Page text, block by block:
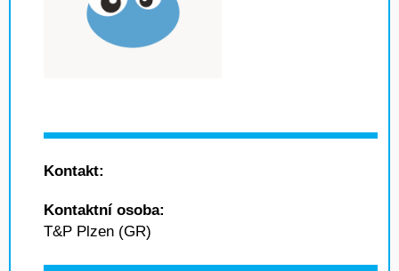
Kontakt:
Kontaktní osoba:
T&P Plzen (GR)